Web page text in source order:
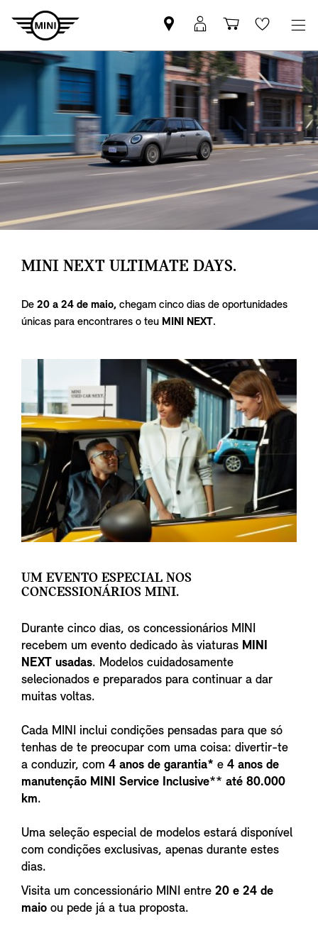
Pesquisar
parceiro
MINI
Iniciar
sessão
MyMini
Carrinho
de
compras
Wishlist
MINI NEXT ULTIMATE DAYS.
De 20 a 24 de maio, chegam cinco dias de oportunidades
únicas para encontrares o teu MINI NEXT.
UM EVENTO ESPECIAL NOS
CONCESSIONÁRIOS MINI.
Durante cinco dias, os concessionários MINI
recebem um evento dedicado às viaturas MINI
NEXT usadas. Modelos cuidadosamente
selecionados e preparados para continuar a dar
muitas voltas.
Cada MINI inclui condições pensadas para que só
tenhas de te preocupar com uma coisa: divertir-te
a conduzir, com 4 anos de garantia* e 4 anos de
manutenção MINI Service Inclusive** até 80.000
km.
Uma seleção especial de modelos estará disponível
com condições exclusivas, apenas durante estes
dias.
Visita um concessionário MINI entre 20 e 24 de
maio ou pede já a tua proposta.